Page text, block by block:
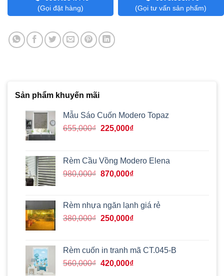
(Gọi đặt hàng)
(Gọi tư vấn sản phẩm)
Sản phẩm khuyến mãi
Mẫu Sáo Cuốn Modero Topaz
655,000₫ Giá
655,000₫.
225,000₫Giá
là:
225,000₫.
Rèm Cầu Vồng Modero Elena
980,000₫ Giá
980,000₫.
870,000₫Giá
là:
870,000₫.
Rèm nhựa ngăn lạnh giá rẻ
380,000₫ Giá
380,000₫.
250,000₫Giá
là:
250,000₫.
Rèm cuốn in tranh mã CT.045-B
560,000₫ Giá
420,000₫Giá